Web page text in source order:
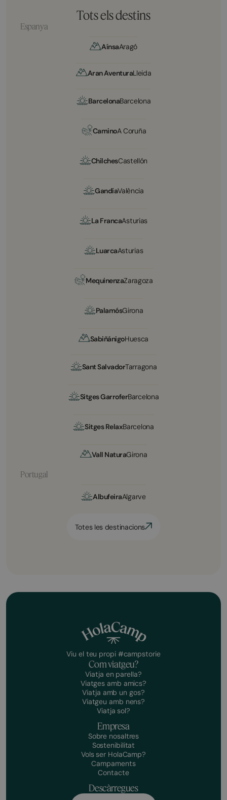
Tots els destins
Espanya
AínsaAragó
Aran AventuraLleida
BarcelonaBarcelona
CaminoA Coruña
ChilchesCastellón
GandíaValència
La FrancaAsturias
LuarcaAsturias
MequinenzaZaragoza
PalamósGirona
SabiñánigoHuesca
Sant SalvadorTarragona
Sitges GarroferBarcelona
Sitges RelaxBarcelona
Vall NaturaGirona
Portugal
AlbufeiraAlgarve
Totes les destinacions
Viu el teu propi #campstorie
Com viatgeu?
Viatja en parella?
Viatges amb amics?
Viatja amb un gos?
Viatgeu amb nens?
Viatja sol?
Empresa
Sobre nosaltres
Sostenibilitat
Vols ser HolaCamp?
Campaments
Contacte
Descàrregues